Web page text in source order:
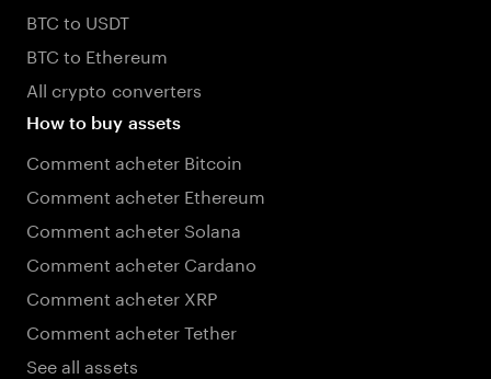
BTC to USDT
BTC to Ethereum
All crypto converters
How to buy assets
Comment acheter Bitcoin
Comment acheter Ethereum
Comment acheter Solana
Comment acheter Cardano
Comment acheter XRP
Comment acheter Tether
See all assets